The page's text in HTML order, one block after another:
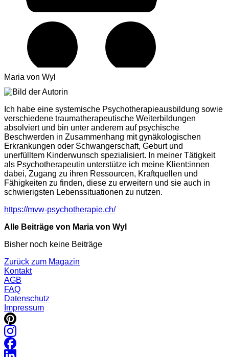
Maria von Wyl
Ich habe eine systemische Psychotherapieausbildung sowie
verschiedene traumatherapeutische Weiterbildungen
absolviert und bin unter anderem auf psychische
Beschwerden in Zusammenhang mit gynäkologischen
Erkrankungen oder Schwangerschaft, Geburt und
unerfülltem Kinderwunsch spezialisiert. In meiner Tätigkeit
als Psychotherapeutin unterstütze ich meine Klient:innen
dabei, Zugang zu ihren Ressourcen, Kraftquellen und
Fähigkeiten zu finden, diese zu erweitern und sie auch in
schwierigsten Lebenssituationen zu nutzen.
https://mvw-psychotherapie.ch/
Alle Beiträge von Maria von Wyl
Bisher noch keine Beiträge
Zurück zum Magazin
Kontakt
AGB
FAQ
Datenschutz
Impressum